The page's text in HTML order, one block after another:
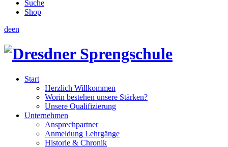
Suche
Shop
deen
Start
Herzlich Willkommen
Worin bestehen unsere Stärken?
Unsere Qualifizierung
Unternehmen
Ansprechpartner
Anmeldung Lehrgänge
Historie & Chronik